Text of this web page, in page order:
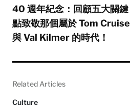
40 週年紀念：回顧五大關鍵
點致敬那個屬於 Tom Cruise
與 Val Kilmer 的時代！
Related Articles
Culture